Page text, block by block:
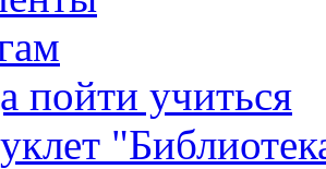
пойти учиться